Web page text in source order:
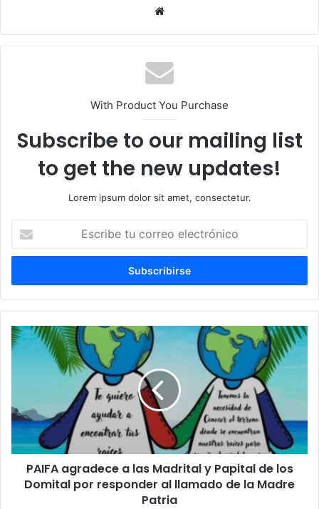
With Product You Purchase
Subscribe to our mailing list
to get the new updates!
Lorem ipsum dolor sit amet, consectetur.
correo
PAIFA
agradece
y
Papital
los
Domital
por
PAIFA agradece a las Madrital y Papital de los
Domital por responder al llamado de la Madre
Patria